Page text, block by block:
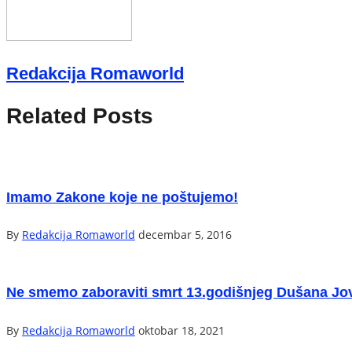
Redakcija Romaworld
Related Posts
Imamo Zakone koje ne poštujemo!
By Redakcija Romaworld decembar 5, 2016
Ne smemo zaboraviti smrt 13.godišnjeg Dušana
By Redakcija Romaworld oktobar 18, 2021